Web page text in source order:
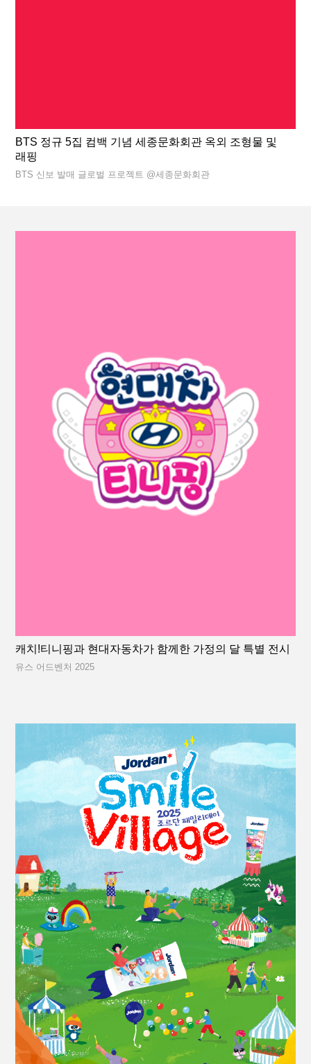
BTS 정규 5집 컴백 기념 세종문화회관 옥외 조형물 및
래핑
BTS 신보 발매 글로벌 프로젝트 @세종문화회관
캐치!티니핑과 현대자동차가 함께한 가정의 달 특별 전시
유스 어드벤처 2025